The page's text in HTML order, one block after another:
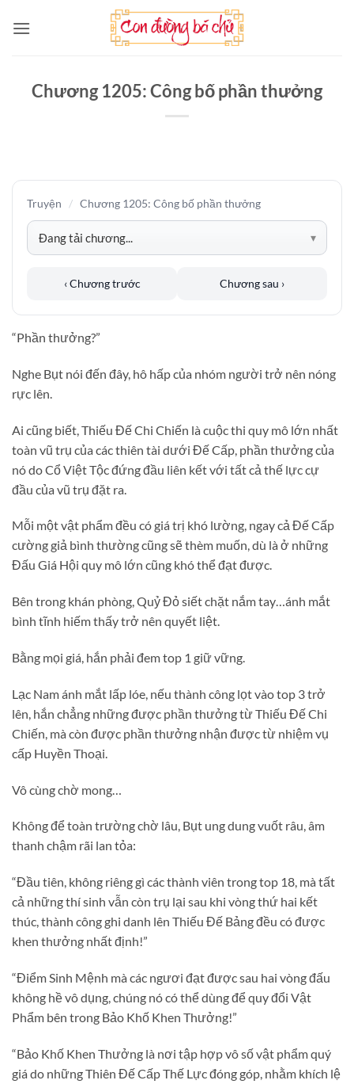
qua
Chương 1205: Công bố phần thưởng
Truyện / Chương 1205: Công bố phần thưởng
‹ Chương trước Chương sau ›
“Phần thưởng?”
Nghe Bụt nói đến đây, hô hấp của nhóm người trở nên nóng
rực lên.
Ai cũng biết, Thiếu Đế Chi Chiến là cuộc thi quy mô lớn nhất
toàn vũ trụ của các thiên tài dưới Đế Cấp, phần thưởng của
nó do Cổ Việt Tộc đứng đầu liên kết với tất cả thế lực cự
đầu của vũ trụ đặt ra.
Mỗi một vật phẩm đều có giá trị khó lường, ngay cả Đế Cấp
cường giả bình thường cũng sẽ thèm muốn, dù là ở những
Đấu Giá Hội quy mô lớn cũng khó thể đạt được.
Bên trong khán phòng, Quỷ Đỏ siết chặt nắm tay…ánh mắt
bình tĩnh hiếm thấy trở nên quyết liệt.
Bằng mọi giá, hắn phải đem top 1 giữ vững.
Lạc Nam ánh mắt lấp lóe, nếu thành công lọt vào top 3 trở
lên, hắn chẳng những được phần thưởng từ Thiếu Đế Chi
Chiến, mà còn được phần thưởng nhận được từ nhiệm vụ
cấp Huyền Thoại.
Vô cùng chờ mong…
Không để toàn trường chờ lâu, Bụt ung dung vuốt râu, âm
thanh chậm rãi lan tỏa:
“Đầu tiên, không riêng gì các thành viên trong top 18, mà tất
cả những thí sinh vẫn còn trụ lại sau khi vòng thứ hai kết
thúc, thành công ghi danh lên Thiếu Đế Bảng đều có được
khen thưởng nhất định!”
“Điểm Sinh Mệnh mà các ngươi đạt được sau hai vòng đấu
không hề vô dụng, chúng nó có thể dùng để quy đổi Vật
Phẩm bên trong Bảo Khố Khen Thưởng!”
“Bảo Khố Khen Thưởng là nơi tập hợp vô số vật phẩm quý
giá do những Thiên Đế Cấp Thế Lực đóng góp, nhằm khích lệ